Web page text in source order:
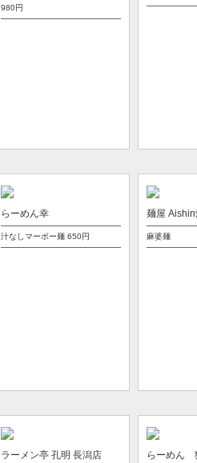
980円
らーめん幸
汁なしマーボー麺 650円
麺屋
麻婆麺
ラーメン亭 孔明 長潟店
らーめん